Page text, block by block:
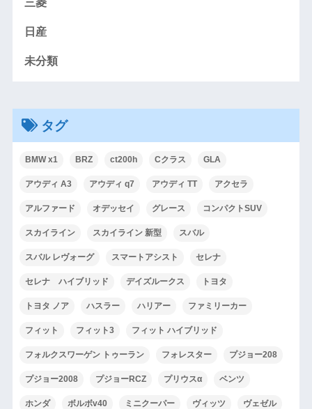
三菱
日産
未分類
タグ
BMW x1 BRZ ct200h Cクラス GLA
アウディ A3 アウディ q7 アウディ TT アクセラ
アルファード オデッセイ グレース コンパクトSUV
スカイライン スカイライン 新型 スバル
スバル レヴォーグ スマートアシスト セレナ
セレナ ハイブリッド デイズルークス トヨタ
トヨタ ノア ハスラー ハリアー ファミリーカー
フィット フィット3 フィット ハイブリッド
フォルクスワーゲン トゥーラン フォレスター プジョー208
プジョー2008 プジョーRCZ プリウスα ベンツ
ホンダ ボルボv40 ミニクーパー ヴィッツ ヴェゼル